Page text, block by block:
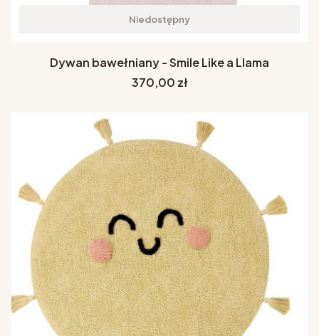
Niedostępny
Dywan bawełniany - Smile Like a Llama
Cena
370,00 zł